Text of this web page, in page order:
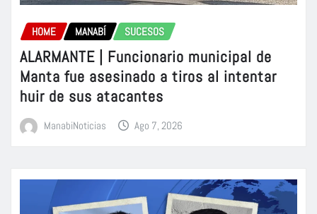
HOME MANABÍ SUCESOS
ALARMANTE | Funcionario municipal de
Manta fue asesinado a tiros al intentar
huir de sus atacantes
ManabiNoticias Ago 7, 2026